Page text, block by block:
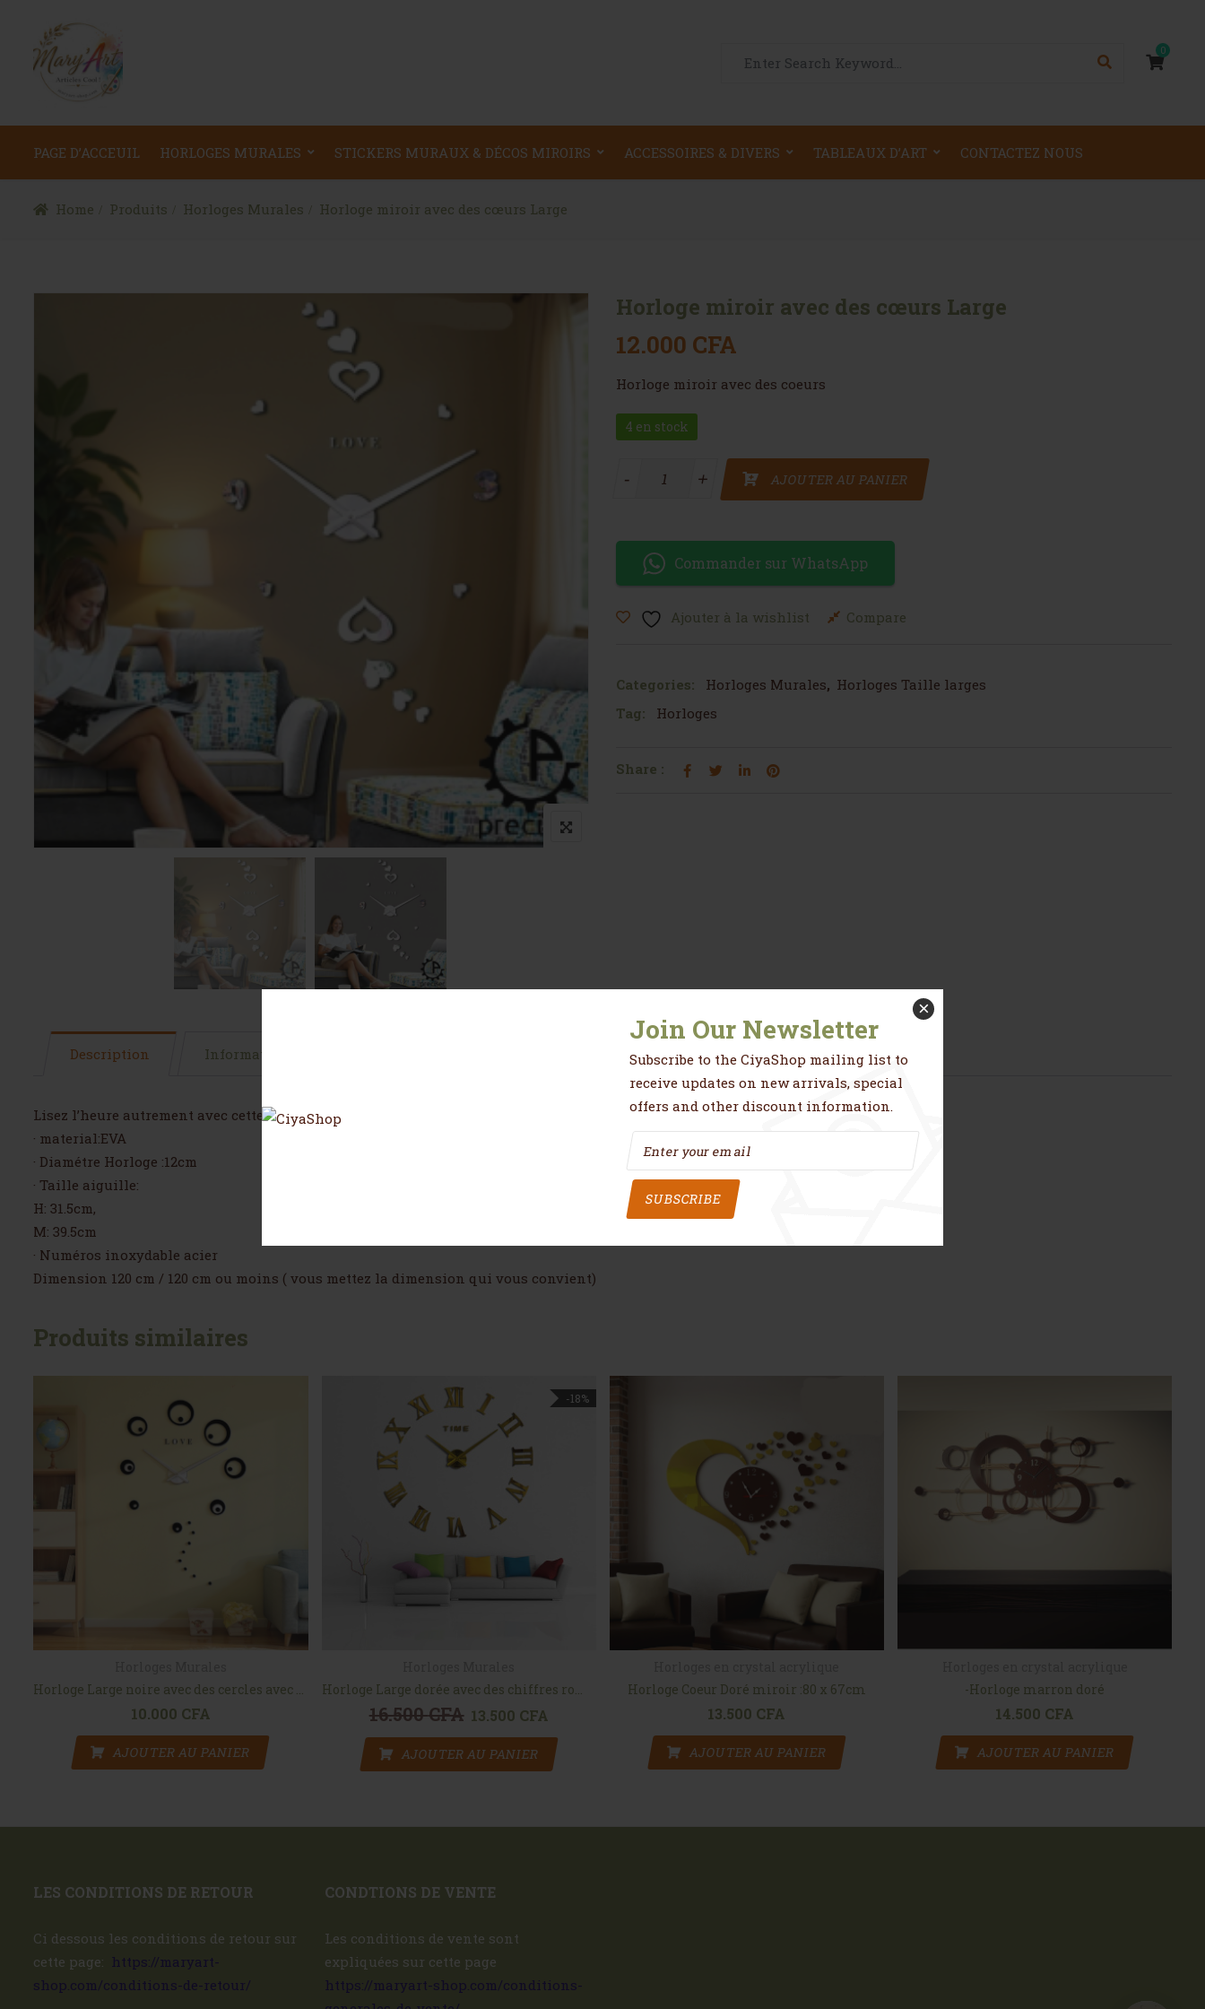
Join Our Newsletter
Subscribe to the CiyaShop mailing list to
receive updates on new arrivals, special
offers and other discount information.
SUBSCRIBE
×
0
PAGE D’ACCEUIL HORLOGES MURALES STICKERS MURAUX & DÉCOS MIROIRS ACCESSOIRES & DIVERS TABLEAUX D’ART CONTACTEZ NOUS
Home Produits Horloges Murales Horloge miroir avec des cœurs Large
Horloge miroir avec des cœurs Large
12.000 CFA
Horloge miroir avec des coeurs
4 en stock
quantité de Horloge miroir avec des cœurs Large
+
- +
- AJOUTER AU PANIER
Commander sur WhatsApp
Ajouter à la wishlist Compare
Categories: Horloges Murales, Horloges Taille larges
Tag:
Horloges
Share :
Description Informations complémentaires Autres informations
Lisez l’heure autrement avec cette superbe horloge couleur argenté tres tendance et belle.
· material:EVA
· Diamétre Horloge :12cm
· Taille aiguille:
H: 31.5cm,
M: 39.5cm
· Numéros inoxydable acier
Dimension 120 cm / 120 cm ou moins ( vous mettez la dimension qui vous convient)
Produits similaires
Horloge Large noire avec des cercles avec le texte Love
10.000 CFA
AJOUTER AU PANIER
-18%
Horloge Large dorée avec des chiffres romains
16.500CFA Le prix initial était : 16.500 CFA.
13.500 CFA Le prix actuel est : 13.500 CFA.
AJOUTER AU PANIER
Horloge Coeur Doré miroir :80 x 67cm
13.500 CFA
AJOUTER AU PANIER
-Horloge marron doré
14.500 CFA
AJOUTER AU PANIER
LES CONDITIONS DE RETOUR
Ci dessous les conditions de retour sur
cette page: https://maryart-
shop.com/conditions-de-retour/
CONDTIONS DE VENTE
Les conditions de vente sont
expliquées sur cette page
https://maryart-shop.com/conditions-